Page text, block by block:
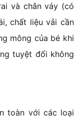
và chân váy (có
chất liệu vải cần
mông của bé khi
tuyệt đối không
toàn với các loại